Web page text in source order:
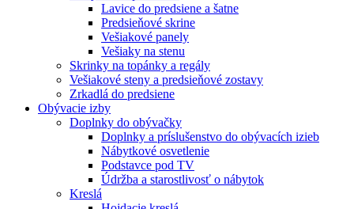
Lavice do predsiene a šatne
Predsieňové skrine
Vešiakové panely
Vešiaky na stenu
Skrinky na topánky a regály
Vešiakové steny a predsieňové zostavy
Zrkadlá do predsiene
Obývacie izby
Doplnky do obývačky
Doplnky a príslušenstvo do obývacích izieb
Nábytkové osvetlenie
Podstavce pod TV
Údržba a starostlivosť o nábytok
Kreslá